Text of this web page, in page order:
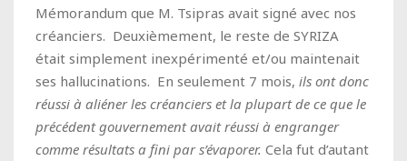
Mémorandum que M. Tsipras avait signé avec nos
créanciers. Deuxièmement, le reste de SYRIZA
était simplement inexpérimenté et/ou maintenait
ses hallucinations. En seulement 7 mois, ils ont donc
réussi à aliéner les créanciers et la plupart de ce que le
précédent gouvernement avait réussi à engranger
comme résultats a fini par s’évaporer. Cela fut d’autant